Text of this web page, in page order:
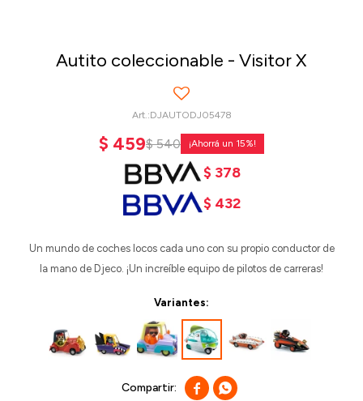
Autito coleccionable - Visitor X
DJAUTODJ05478
$ 459$ 540 15
$ 378
$ 432
Un mundo de coches locos cada uno con su propio conductor de
la mano de Djeco. ¡Un increíble equipo de pilotos de carreras!
Variantes:
 